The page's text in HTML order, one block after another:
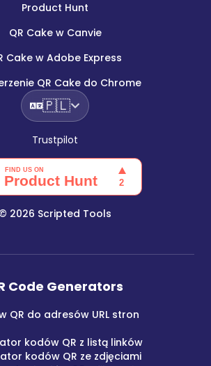
Product Hunt
QR Cake w Canvie
Cake w Adobe Express
QR Cake do Chrome
🇵🇱
Trustpilot
© 2026 Scripted Tools
Code Generators
QR do adresów URL stron
kodów QR z listą linków
kodów QR ze zdjęciami